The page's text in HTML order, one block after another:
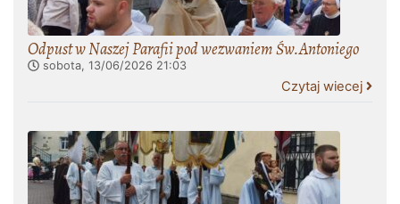
Odpust w Naszej Parafii pod wezwaniem Św.Antoniego
sobota, 13/06/2026 21:03
Czytaj wiecej